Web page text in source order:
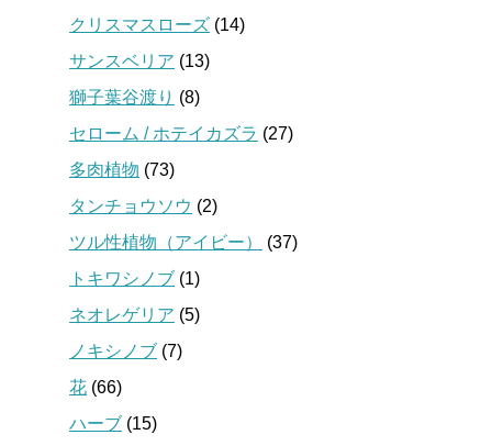
クリスマスローズ (14)
サンスベリア (13)
獅子葉谷渡り (8)
セローム / ホテイカズラ (27)
多肉植物 (73)
タンチョウソウ (2)
ツル性植物（アイビー）
(37)
トキワシノブ (1)
ネオレゲリア (5)
ノキシノブ (7)
花 (66)
ハーブ (15)